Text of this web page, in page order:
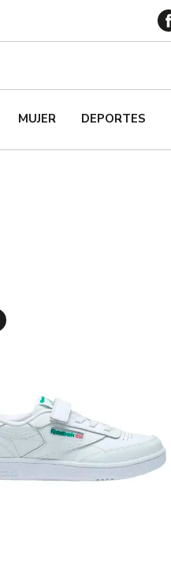
MUJER DEPORTES